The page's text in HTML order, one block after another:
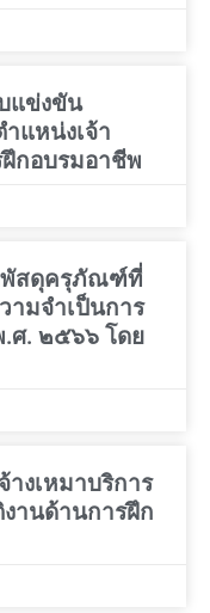
แข่งขัน
แหน่งเจ้า
กอบรมอาชีพ
พัสดุครุภัณฑ์ที่
ามจำเป็นการ
.ศ. ๒๕๖๖ โดย
งเหมาบริการ
านด้านการฝึก